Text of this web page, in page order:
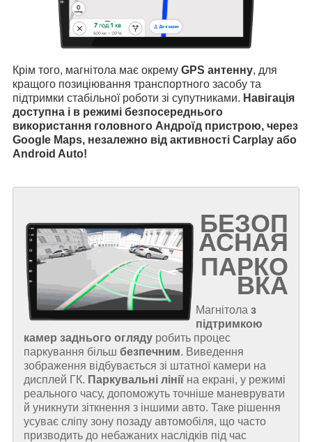
Крім того, магнітола має окрему GPS антенну, для
кращого позиціювання транспортного засобу та
підтримки стабільної роботи зі супутниками. Навігація
доступна і в режимі безпосереднього
використання головного Андроїд пристрою, через
Google Maps, незалежно від активності Carplay або
Android Auto!
БЕЗОП
АСНАЯ
ПАРКО
ВКА
Магнітола з
підтримкою
камер заднього огляду робить процес
паркування більш безпечним. Виведення
зображення відбувається зі штатної камери на
дисплей ГК. Паркувальні лінії на екрані, у режимі
реального часу, допоможуть точніше маневрувати
й уникнути зіткнення з іншими авто. Таке рішення
усуває сліпу зону позаду автомобіля, що часто
призводить до небажаних наслідків під час